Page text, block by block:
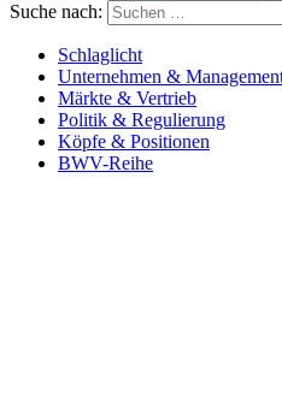
Versicherungswirtschaft-heute
Suche nach:
Schlaglicht
Unternehmen &
Märkte & Vertrieb
Politik & Regulierung
Köpfe & Positionen
BWV-Reihe